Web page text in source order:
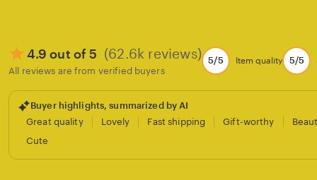
4.9 out of 5 (62.6k reviews)
All reviews are from verified buyers
5/5 Item quality 5/5
Buyer highlights, summarized by AI
Great quality
Lovely Fast shipping Gift-worthy
Cute